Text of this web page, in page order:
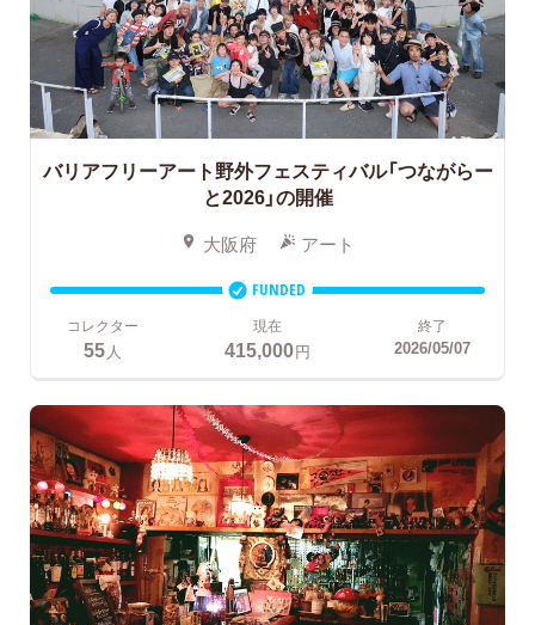
バリアフリーアート野外フェスティバル「つながらー
と2026」の開催
大阪府 アート
FUNDED
コレクター
55 人
現在
415,000円
終了
2026/05/07